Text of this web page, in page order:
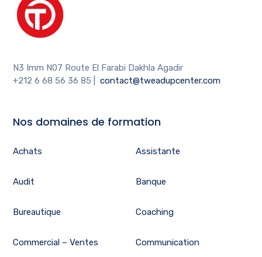
N3 Imm N07 Route El Farabi Dakhla Agadir
+212 6 68 56 36 85
|contact@tweadupcenter.com
Nos domaines de formation
Achats Assistante
Audit Banque
Bureautique Coaching
Commercial – Ventes Communication